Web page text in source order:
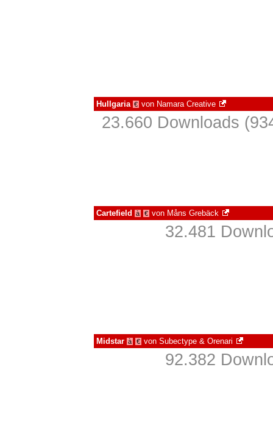
Hullgaria € von Namara Creative
23.660 Downloads
Cartefield à € von Måns Grebäck
32.481
Midstar à € von Subectype & Orenari
92.382